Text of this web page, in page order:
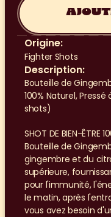
Origine:
Fighter Shots
Description:
Bouteille de
100% Naturel,
shots)
SHOT DE BIEN-ÊTRE
Bouteille de
gingembre et du
supérieure,
pour l'immunité,
le matin, après
vous avez besoin